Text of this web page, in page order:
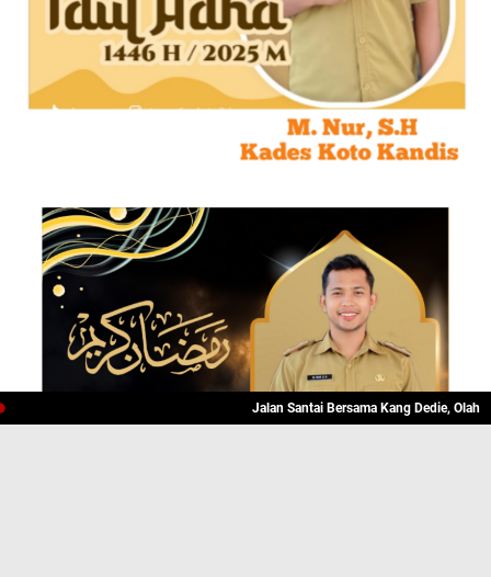
Jalan Santai Bersama Kang Dedie, Olahraga